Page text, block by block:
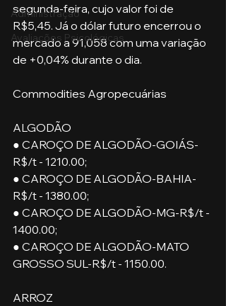
Administração
Avaliações Psicológicas
segunda-feira, cujo valor foi de
R$5,45. Já o dólar futuro encerrou o
mercado a 91,058 com uma variação
de +0,04% durante o dia.
Commodities Agropecuárias
ALGODÃO
● CAROÇO DE ALGODÃO-GOIÁS-
R$/t - 1210.00;
● CAROÇO DE ALGODÃO-BAHIA-
R$/t - 1380.00;
● CAROÇO DE ALGODÃO-MG-R$/t -
1400.00;
● CAROÇO DE ALGODÃO-MATO
GROSSO SUL-R$/t - 1150.00.
ARROZ